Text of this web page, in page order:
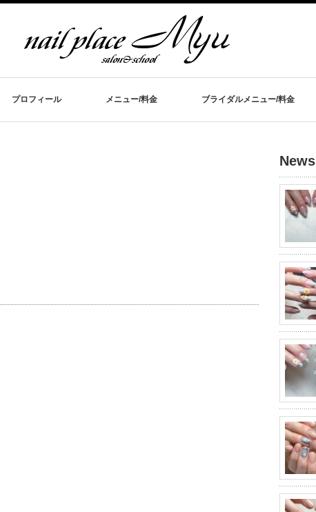
プロフィール メニュー/料金 ブライダルメニュー/料金
News